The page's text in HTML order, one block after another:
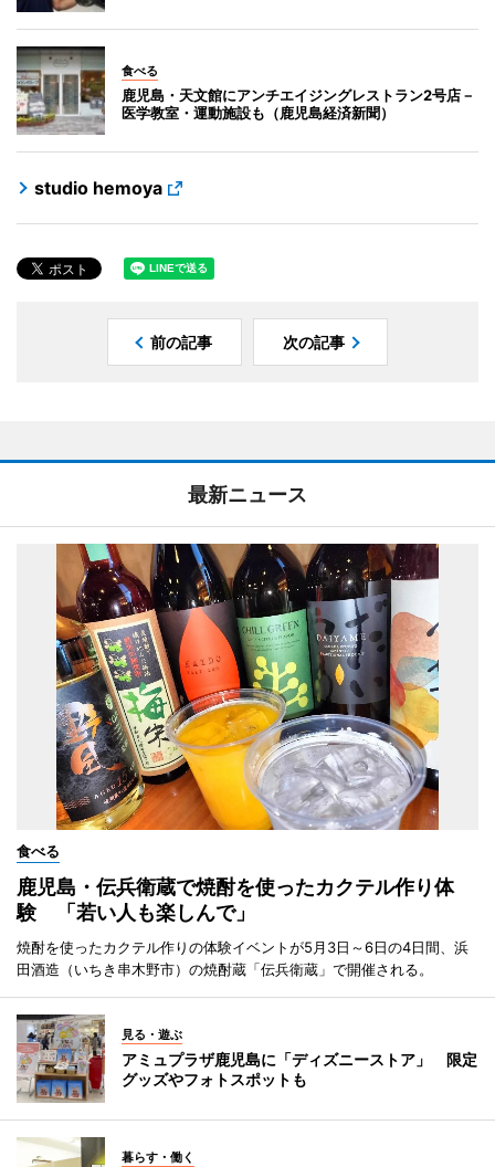
食べる
鹿児島・天文館にアンチエイジングレストラン2号店－
医学教室・運動施設も（鹿児島経済新聞）
studio hemoya
前の記事 次の記事
最新ニュース
食べる
鹿児島・伝兵衛蔵で焼酎を使ったカクテル作り体
験 「若い人も楽しんで」
焼酎を使ったカクテル作りの体験イベントが5月3日～6日の4日間、浜
田酒造（いちき串木野市）の焼酎蔵「伝兵衛蔵」で開催される。
見る・遊ぶ
アミュプラザ鹿児島に「ディズニーストア」 限定
グッズやフォトスポットも
暮らす・働く